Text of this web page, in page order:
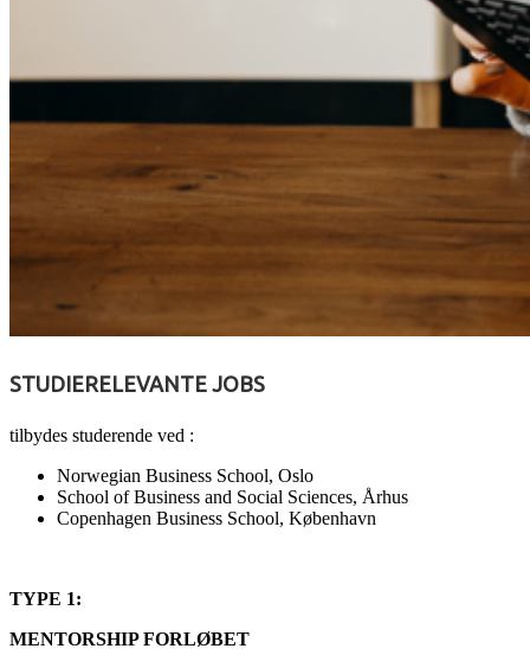
STUDIERELEVANTE JOBS
tilbydes studerende ved :
Norwegian Business School, Oslo
School of Business and Social Sciences, Århus
Copenhagen Business School, København
TYPE 1:
MENTORSHIP FORLØBET